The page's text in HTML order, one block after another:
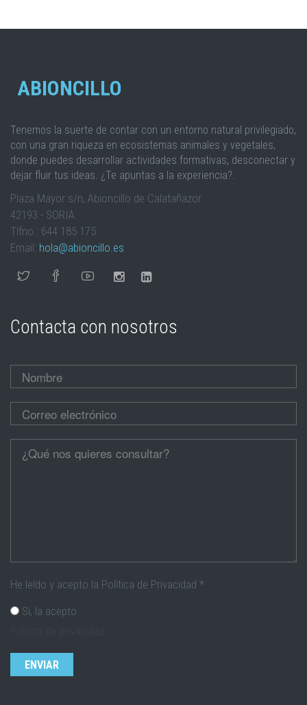
ABIONCILLO
Tenemos la suerte de contar con un entorno natural privilegiado,
con una gran riqueza en ecosistemas animales y vegetales,
donde puedes desarrollar actividades formativas, desconectar y
dejar fluir tus ideas. ¿Te apuntas a la experiencia?.
Plaza Mayor s/n, Abioncillo de Calatañazor
42193 - SORIA
Tlfno.: 644 185 175
Email: hola@abioncillo.es
Contacta con nosotros
Nombre*
Correo electrónico*
Cúentanos
He leído y acepto la Política de Privacidad *
Si, la acepto
CAPTCHA